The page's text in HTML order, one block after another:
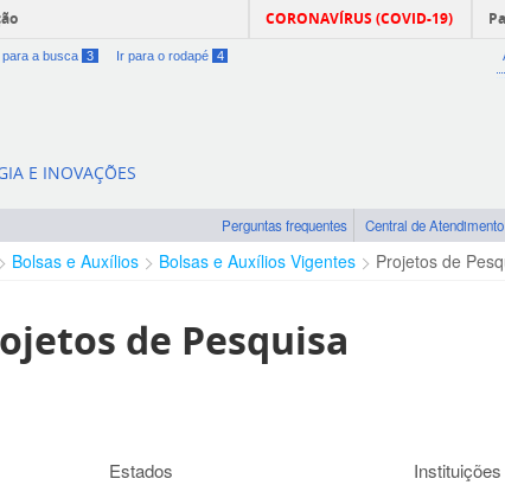
CORONAVÍRUS (COVID-19)
para a busca 3 Ir para o rodapé 4
E INOVAÇÕES
Perguntas frequentes Central de Atendimento
Bolsas e Auxílios Bolsas e Auxílios Vigentes Projetos de
de Pesquisa
Estados Instituições